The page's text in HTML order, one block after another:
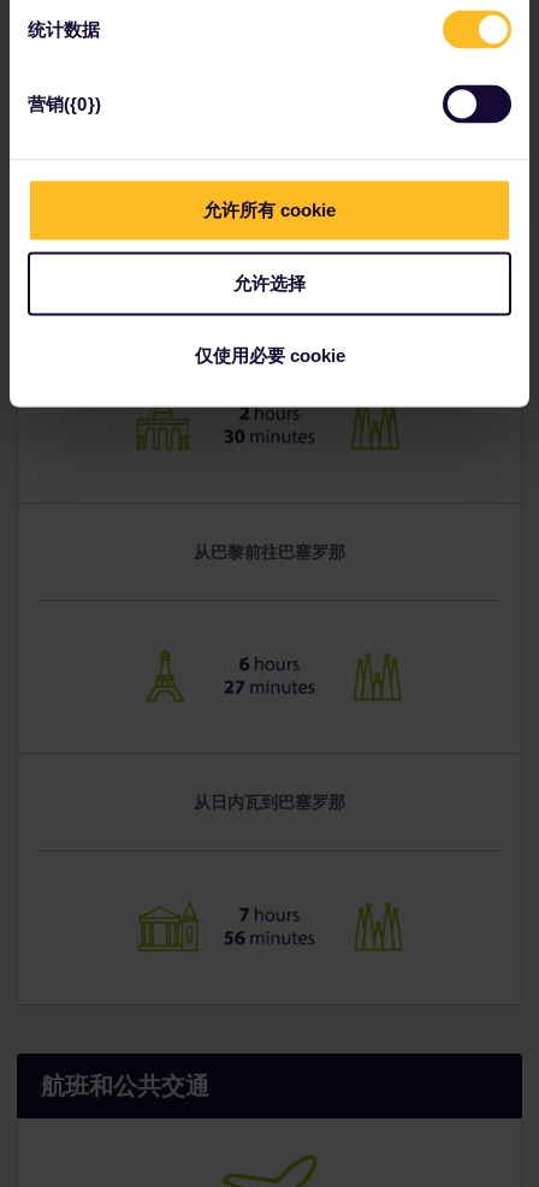
统计数据
营销({0})
允许所有 cookie
允许选择
仅使用必要 cookie
中寻找所有往返巴塞罗那的火车。
从马德里到巴塞罗那
从巴黎前往巴塞罗那
从日内瓦到巴塞罗那
航班和公共交通